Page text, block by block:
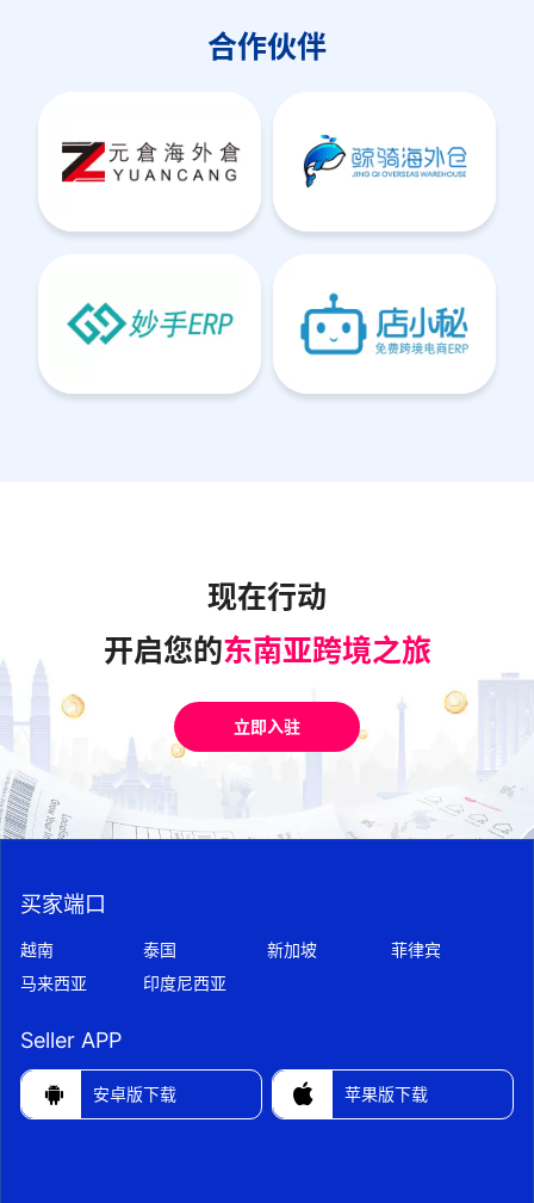
合作伙伴
现在行动
开启您的东南亚跨境之旅
立即入驻
买家端口
越南 泰国 新加坡
菲律宾
马来西亚
印度尼西亚
Seller APP
 苹果版下载
 安卓版下载